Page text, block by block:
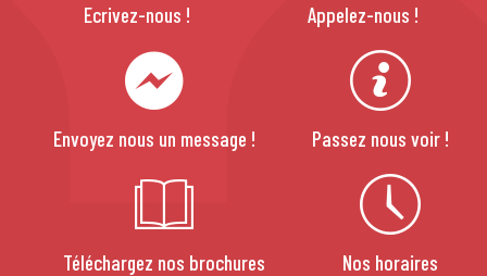
Ecrivez-nous ! Appelez-nous !
Envoyez nous un message ! Passez nous voir !
Téléchargez nos brochures Nos horaires